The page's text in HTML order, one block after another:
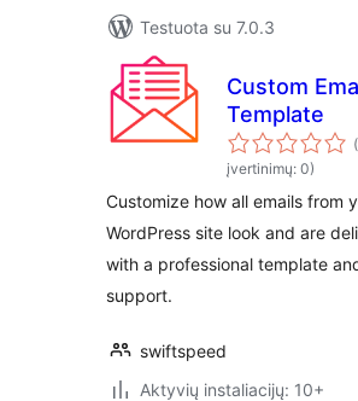
Testuota su 7.0.3
Custom
Template
įvertinimų: 0)
Customize how all emails from
WordPress site look and are
with a professional template
support.
swiftspeed
Aktyvių instaliacijų: 10+